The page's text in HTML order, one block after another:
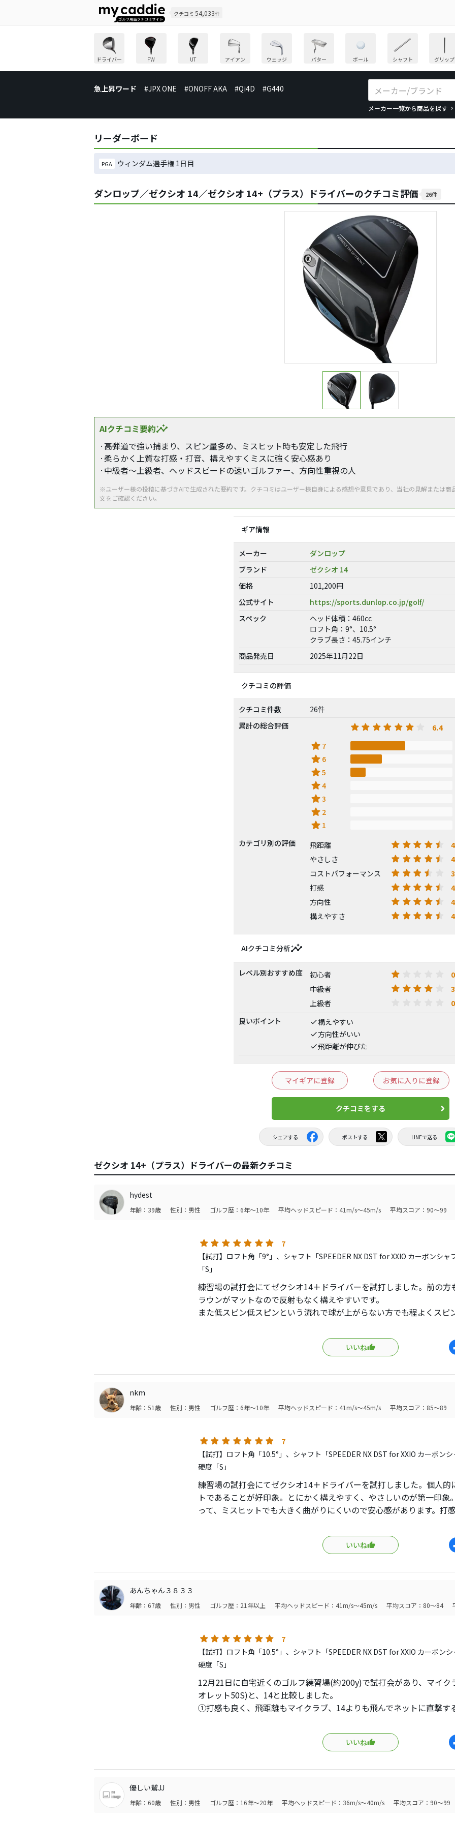
クチコミ 54,033件
ドライバー FW UT アイアン ウェッジ パター ボール シャフト グリップ
急上昇ワード #JPX ONE #ONOFF AKA #Qi4D #G440
メーカー一覧から商品を探す
リーダーボード
PGA ウィンダム選手権 1日目
ダンロップ／ゼクシオ 14／ゼクシオ 14+（プラス）ドライバーのクチコミ評価 26件
AIクチコミ要約insights
·高弾道で強い捕まり、スピン量多め、ミスヒット時も安定した飛行
·柔らかく上質な打感・打音、構えやすくミスに強く安心感あり
·中級者～上級者、ヘッドスピードの速いゴルファー、方向性重視の人
※ユーザー様の投稿に基づきAIで生成された要約です。クチコミはユーザー様自身による感想や意見であり、当社の見解または
文をご確認ください。
ギア情報
メーカー
ダンロップ
ブランド
ゼクシオ 14
価格
101,200円
公式サイト
https://sports.dunlop.co.jp/golf/
スペック
ヘッド体積：460cc
ロフト角：9°、10.5°
クラブ長さ：45.75インチ
商品発売日
2025年11月22日
クチコミの評価
クチコミ件数
26件
累計の総合評価
6.4
star 7
star 6
star5
star4
star3
star 2
star 1
カテゴリ別の評価
飛距離
やさしさ
コストパフォーマンス
打感
方向性
構えやすさ
AIクチコミ分析insights
レベル別おすすめ度 初心者
中級者
上級者
良いポイント
構えやすい
方向性がいい
飛距離が伸びた
マイギアに登録 お気に入りに登録
クチコミをする
シェアする ポストする LINEで送る
ゼクシオ 14+（プラス）ドライバーの最新クチコミ
hydest
年齢：39歳 性別：男性 ゴルフ歴：6年～10年 平均ヘッドスピード：41m/s～45m/s 平均スコア：90～99
7
【試打】ロフト角「9°」、シャフト「SPEEDER NX DST for XXIO カーボンシ
「S」
練習場の試打会にてゼクシオ14＋ドライバーを試打しました。前の方
ラウンがマットなので反射もなく構えやすいです。
また低スピン低スピンという流れで球が上がらない方でも程よくスピ
10Kはミスに強いけど振った方向に飛んでいくのでそれを考えると10K
かな、と思えるほど優しく方向性がよく完成度が高いです。
いいね
nkm
年齢：51歳 性別：男性 ゴルフ歴：6年～10年 平均ヘッドスピード：41m/s～45m/s 平均スコア：85～89
7
【試打】ロフト角「10.5°」、シャフト「SPEEDER NX DST for XXIO カーボン
硬度「S」
練習場の試打会にてゼクシオ14＋ドライバーを試打しました。個人的
トであることが好印象。とにかく構えやすく、やさしいのが第一印象
って、ミスヒットでも大きく曲がりにくいので安心感があります。打
らしく柔らかく上質。飛距離は“爆飛び”というより、安定して平均飛
プ。方向性重視の人にはかなり好印象だと思います。
一方で、飛距離性能だけを最優先する人や、シャフトの硬さに強いこ
総合的には、やさしさ・安定感・品質の高さを求めるゴルファーにお
いいね
あんちゃん３８３３
年齢：67歳 性別：男性 ゴルフ歴：21年以上 平均ヘッドスピード：41m/s～45m/s 平均スコア：80～84
7
【試打】ロフト角「10.5°」、シャフト「SPEEDER NX DST for XXIO カーボン
硬度「S」
12月21日に自宅近くのゴルフ練習場(約200y)で試打会があり、マイク
オレット50S)と、14と比較しました。
①打感も良く、飛距離もマイクラブ、14よりも飛んでネットに直撃す
②方向性はマイクラブ以上に良い感じです。
いと思います。かなり購入意欲が高まっています。
いいね
優しい鷲JJ
年齢：60歳 性別：男性 ゴルフ歴：16年～20年 平均ヘッドスピード：36m/s～40m/s 平均スコア：90～99